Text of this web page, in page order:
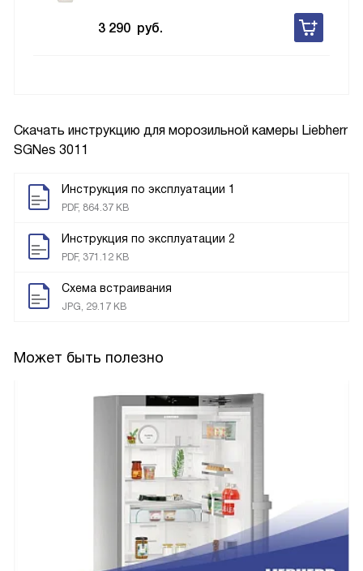
Скачать инструкцию для морозильной камеры Liebherr
SGNes 3011
Инструкция по эксплуатации 1
PDF, 864.37 KB
Инструкция по эксплуатации 2
PDF, 371.12 KB
Схема встраивания
JPG, 29.17 KB
Может быть полезно
3 290 руб.